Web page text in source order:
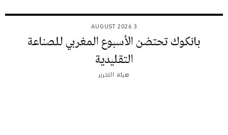
3 AUGUST 2026
بانكوك تحتضن الأسبوع المغربي للصناعة
التقليدية
هيئة التحرير